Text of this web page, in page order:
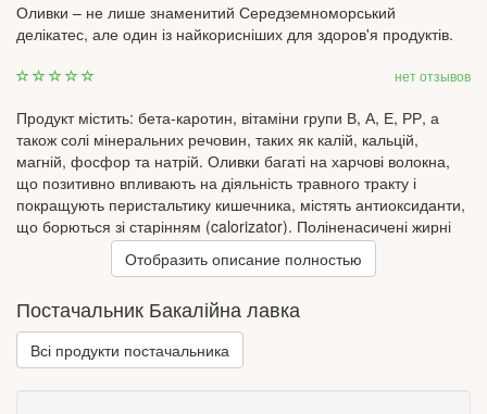
Оливки – не лише знаменитий Середземноморський
делікатес, але один із найкорисніших для здоров'я продуктів.
нет отзывов
Продукт містить: бета-каротин, вітаміни групи В, А, Е, РР, а
також солі мінеральних речовин, таких як калій, кальцій,
магній, фосфор та натрій. Оливки багаті на харчові волокна,
що позитивно впливають на діяльність травного тракту і
покращують перистальтику кишечника, містять антиоксиданти,
що борються зі старінням (calorizator). Поліненасичені жирні
кислоти знижують рівень глюкози в крові, зменшують
утворення тромбів та зберігають еластичність стінок судин.
закуску, доповнення до салатів, піцу, пасту, їх додають у гарячі
страви, солянки, соуси та використовують як смачну прикрасу
страв.
Отобразить описание полностью
Постачальник Бакалійна лавка
Всі продукти постачальника